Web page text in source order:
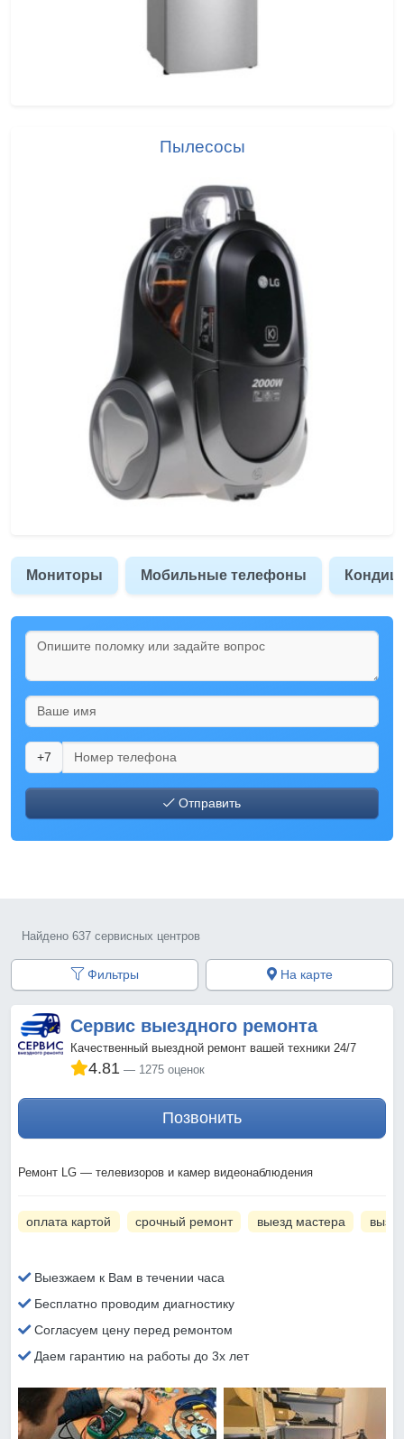
Пылесосы
Мониторы Мобильные телефоны
+7
Отправить
Найдено 637 сервисных центров
Фильтры На карте
Сервис выездного ремонта
Качественный выездной ремонт вашей техники 24/7
4.81 1275 оценок
Позвонить
Ремонт LG — телевизоров и камер видеонаблюдения
оплата картой срочный ремонт выезд мастера
Выезжаем к Вам в течении часа
Бесплатно проводим диагностику
Согласуем цену перед ремонтом
Даем гарантию на работы до 3х лет